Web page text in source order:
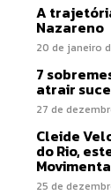
A
Nazareno
20 de janeiro
7
atrair
27 de
Cleide
do Rio,
25 de